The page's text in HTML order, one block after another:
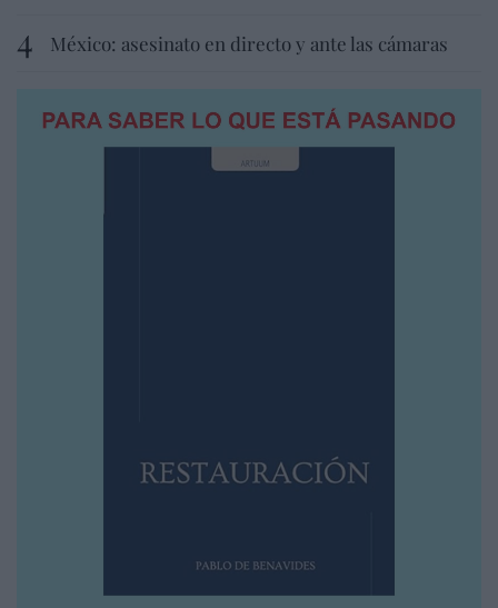
México: asesinato en directo y ante las cámaras